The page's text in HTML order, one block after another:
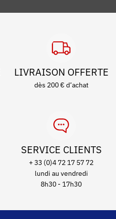
LIVRAISON OFFERTE
dès 200 € d’achat
SERVICE CLIENTS
+ 33 (0)4 72 17 57 72
lundi au vendredi
8h30 - 17h30